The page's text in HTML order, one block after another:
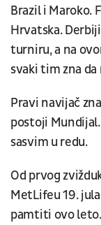
Brazil i Maroko.
Hrvatska.
turniru, a na
svaki tim zna
Pravi navijač
postoji
sasvim u redu.
Od prvog
MetLifeu 19.
pamtiti ovo